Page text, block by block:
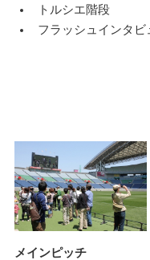
トルシエ階段
フラッシュインタビ
な
メインピッチ